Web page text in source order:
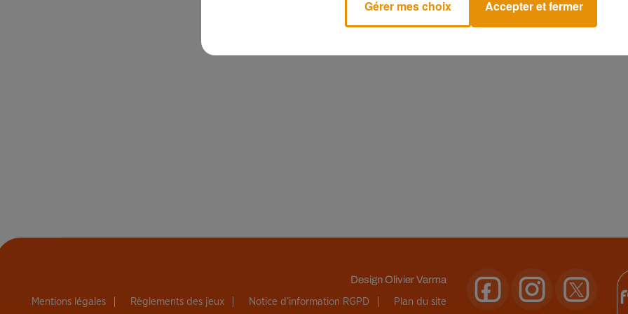
DesignOlivier Varma
Mentions légales Règlements des jeux Notice d’information RGPD Plan du site
Gérer mes choix Accepter et fermer